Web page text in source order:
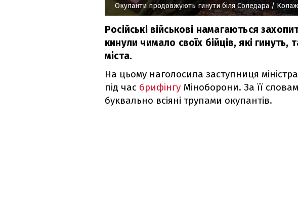
Окупанти продовжують гинути біля Соледара /
Російські військові намагаються
кинули чимало своїх бійців, які гинуть,
міста.
На цьому наголосила заступниця
під час брифінгу Міноборони. За її
буквально всіяні трупами окупантів.